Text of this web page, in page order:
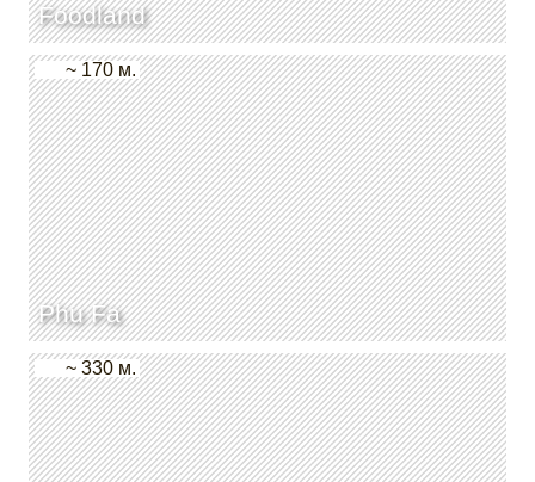
Foodland
Phu Fa
~ 170 м.
~ 330 м.